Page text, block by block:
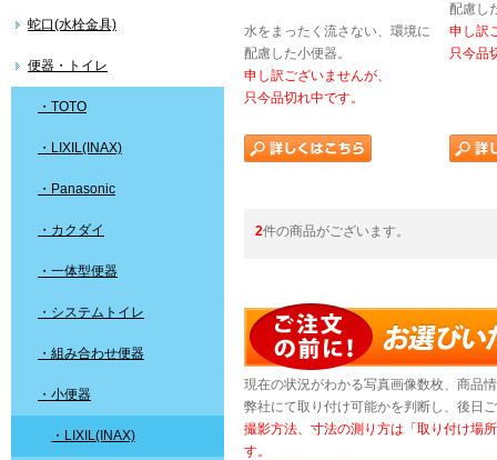
蛇口(水栓金具)
便器・トイレ
・TOTO
・LIXIL(INAX)
・Panasonic
・カクダイ
・一体型便器
・システムトイレ
・組み合わせ便器
・小便器
・LIXIL(INAX)
水をまったく流さない、環境に
配慮した小便器。
申し訳ございませんが、
只今品切れ中です。
配慮し
申し訳
只今品
2件の商品がございます。
現在の状況がわかる写真画像数枚、商品
弊社にて取り付け可能かを判断し、後日
撮影方法、寸法の測り方は「取り付け場
す。